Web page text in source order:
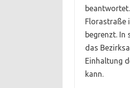
Florastraße
begrenzt. In
das
Einhaltung
kann.